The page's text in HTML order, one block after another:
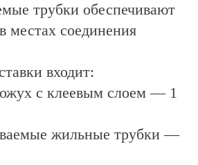
трубки обеспечивают
местах соединения
входит:
с клеевым слоем — 1
жильные трубки —